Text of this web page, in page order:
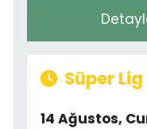
Süper
14 Ağustos,